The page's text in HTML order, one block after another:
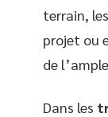
terrain,
projet ou
de
Dans les